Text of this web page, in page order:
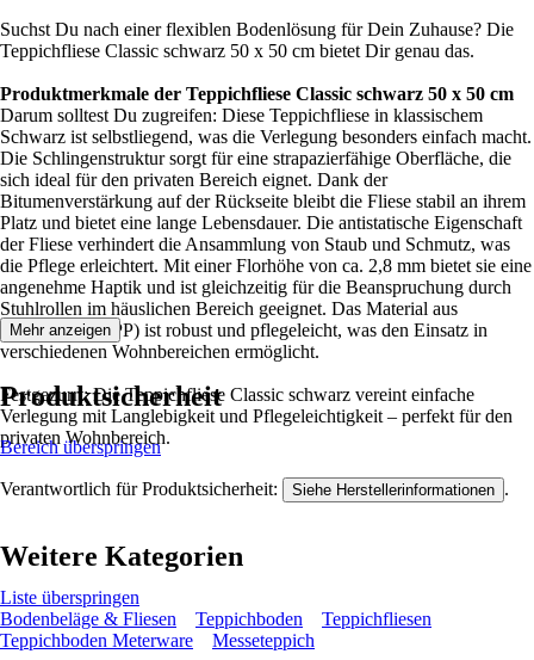
Suchst Du nach einer flexiblen Bodenlösung für Dein Zuhause? Die
Teppichfliese Classic schwarz 50 x 50 cm bietet Dir genau das.
Produktmerkmale der Teppichfliese Classic schwarz 50 x 50 cm
Darum solltest Du zugreifen: Diese Teppichfliese in klassischem
Schwarz ist selbstliegend, was die Verlegung besonders einfach macht.
Die Schlingenstruktur sorgt für eine strapazierfähige Oberfläche, die
sich ideal für den privaten Bereich eignet. Dank der
Bitumenverstärkung auf der Rückseite bleibt die Fliese stabil an ihrem
Platz und bietet eine lange Lebensdauer. Die antistatische Eigenschaft
der Fliese verhindert die Ansammlung von Staub und Schmutz, was
die Pflege erleichtert. Mit einer Florhöhe von ca. 2,8 mm bietet sie eine
angenehme Haptik und ist gleichzeitig für die Beanspruchung durch
Stuhlrollen im häuslichen Bereich geeignet. Das Material aus
Polypropylen (PP) ist robust und pflegeleicht, was den Einsatz in
verschiedenen Wohnbereichen ermöglicht.
Festgezurrt: Die Teppichfliese Classic schwarz vereint einfache
Verlegung mit Langlebigkeit und Pflegeleichtigkeit – perfekt für den
privaten Wohnbereich.
Mehr anzeigen
Produktsicherheit
Bereich überspringen
Verantwortlich für Produktsicherheit: Siehe Herstellerinformationen .
Weitere Kategorien
Liste überspringen
Bodenbeläge & Fliesen
Teppichboden
Teppichfliesen
Teppichboden Meterware
Messeteppich